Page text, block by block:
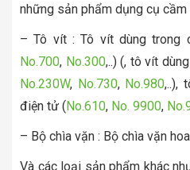
những sản phẩm dụng cụ
– Tô vít : Tô vít dùng trong
No.700, No.300,..) (, tô vít
No.230W, No.730, No.980,..),
điện tử (No.610, No. 9900,
– Bộ chìa vặn : Bộ chìa vặn
Và các loại sản phẩm khác